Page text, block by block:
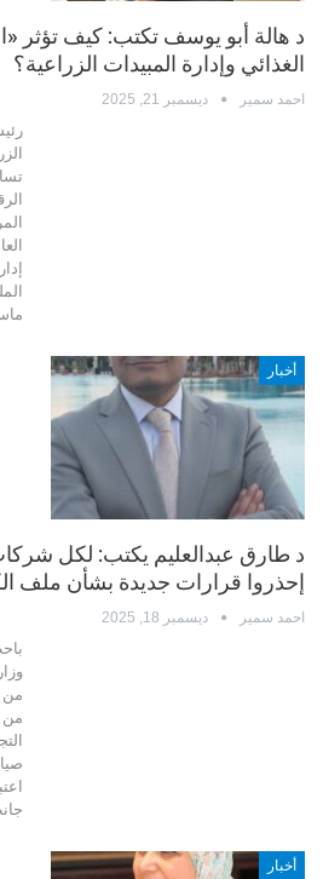
د هالة أبو يوسف تكتب: كيف تؤثر
الغذائي وإدارة المبيدات الزراعية؟
احمد سمير ديسمبر 21, 2025
أخبار
د طارق عبدالعليم يكتب: لكل
إحذروا قرارات جديدة بشأن ملف
احمد سمير ديسمبر 18, 2025
من
أخبار